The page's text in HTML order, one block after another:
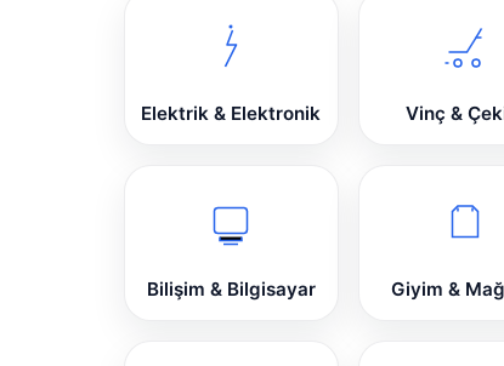
Elektrik & Elektronik Vinç &
Bilişim & Bilgisayar Giyim &